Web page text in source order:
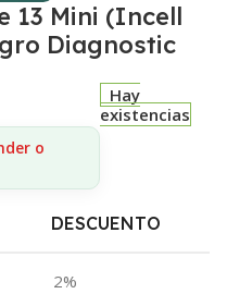
13 Mini (Incell
Diagnostic
o
Hay
existencias
DESCUENTO
2%